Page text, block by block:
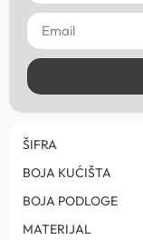
ŠIFRA
BOJA KUĆIŠTA
BOJA PODLOGE
MATERIJAL